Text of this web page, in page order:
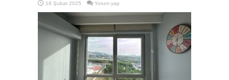
18 Şubat 2025 Yorum yap